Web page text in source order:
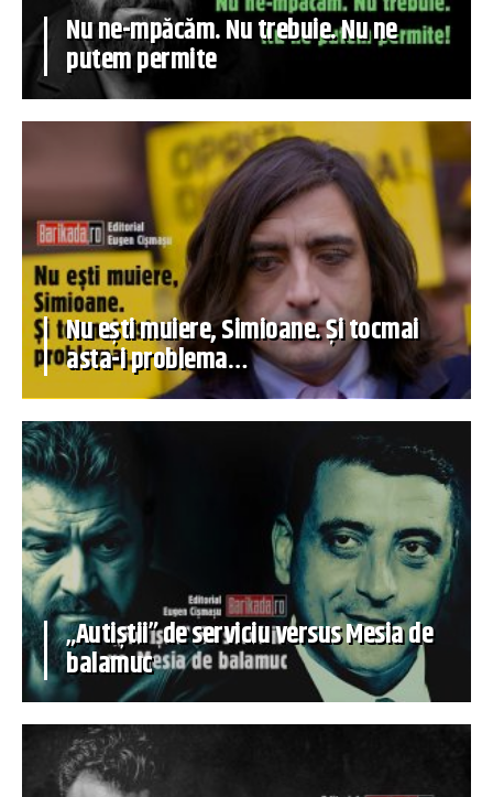
Nu ne-mpăcăm. Nu trebuie. Nu ne
putem permite
Nu ești muiere, Simioane. Și tocmai
asta-i problema…
„Autiștii” de serviciu versus Mesia de
balamuc